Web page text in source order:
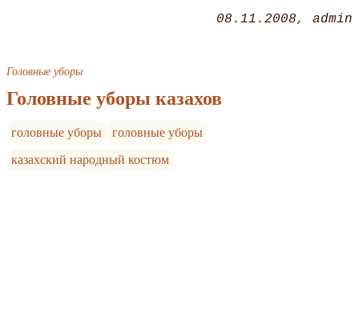
08.11.2008 admin
Головные уборы
Головные уборы казахов
головные уборы
головные уборы
казахский народный костюм